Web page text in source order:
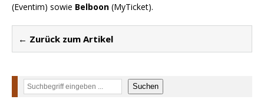
(Eventim) sowie Belboon (MyTicket).
← Zurück zum Artikel
Suchen Suchen